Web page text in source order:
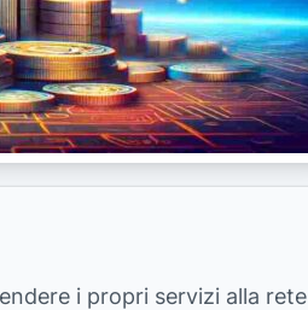
i propri servizi alla rete